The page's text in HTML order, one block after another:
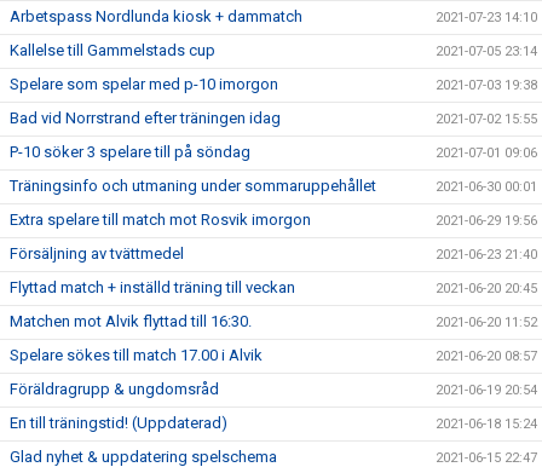
Arbetspass Nordlunda kiosk + dammatch 2021-07-23 14:10
Kallelse till Gammelstads cup 2021-07-05 23:14
Spelare som spelar med p-10 imorgon 2021-07-03 19:38
Bad vid Norrstrand efter träningen idag 2021-07-02 15:55
P-10 söker 3 spelare till på söndag 2021-07-01 09:06
Träningsinfo och utmaning under sommaruppehållet 2021-06-30 00:01
Extra spelare till match mot Rosvik imorgon 2021-06-29 19:56
Försäljning av tvättmedel 2021-06-23 21:40
Flyttad match + inställd träning till veckan 2021-06-20 20:45
Matchen mot Alvik flyttad till 16:30. 2021-06-20 11:52
Spelare sökes till match 17.00 i Alvik 2021-06-20 08:57
Föräldragrupp & ungdomsråd 2021-06-19 20:54
En till träningstid! (Uppdaterad) 2021-06-18 15:24
Glad nyhet & uppdatering spelschema 2021-06-15 22:47